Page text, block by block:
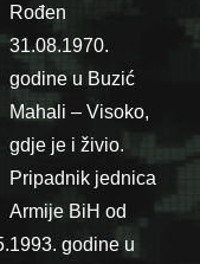
Rođen
31.08.1970.
godine u Buzić
Mahali – Visoko,
gdje je i živio.
Pripadnik jednica
Armije BiH od
godine u